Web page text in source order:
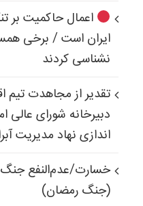
اعمال حاکمیت بر
ایران است / برخی
نشناسی کردند
تقدیر از مجاهدت تیم
دبیرخانه شورای عالی
اندازی نهاد مدیریت
خسارت/عدم‌النفع
(جنگ رمضان)